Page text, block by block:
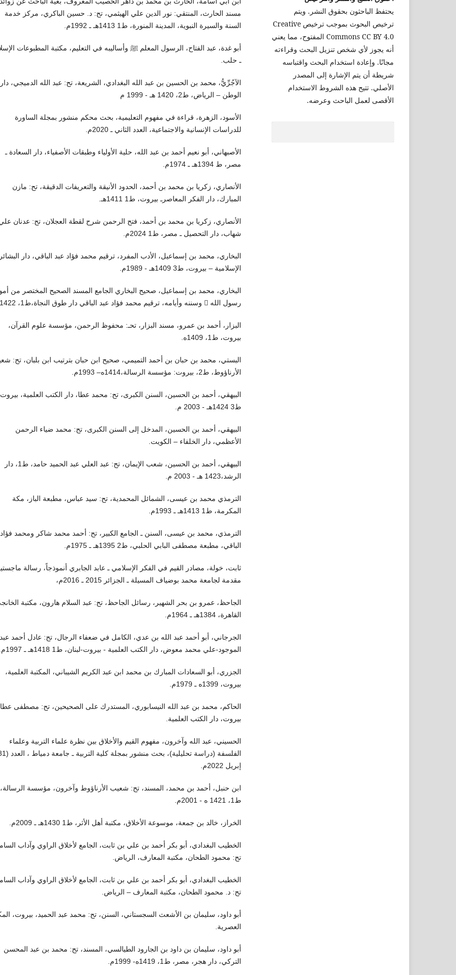
مسند الحارث، المنتقي: نور الدين علي الهيثمي، تح: د. حسين الباكري، مركز خدمة
السنة والسيرة النبوية، المدينة المنورة، ط1 1413هـ ـ 1992م.
أبو غدة، عبد الفتاح، الرسول المعلم ﷺ وأساليبه في التعليم، مكتبة المطبوعات
ـ حلب.
الآجُرِّيُّ، محمد بن الحسين بن عبد الله البغدادي، الشريعة، تح: عبد الله الدميجي، دار
الوطن – الرياض، ط2، 1420 هـ - 1999 م
الأسود، الزهرة، قراءة في مفهوم التعليمية، بحث محكم منشور بمجلة الساورة
للدراسات الإنسانية والاجتماعية، العدد الثاني ـ 2020م.
الأصبهاني، أبو نعيم أحمد بن عبد الله، حلية الأولياء وطبقات الأصفياء، دار السعادة ـ
مصر، ط 1394هـ ـ 1974م.
الأنصاري، زكريا بن محمد بن أحمد، الحدود الأنيقة والتعريفات الدقيقة، تح: مازن
المبارك، دار الفكر المعاصرـ بيروت، ط1 1411هـ.
الأنصاري، زكريا بن محمد بن أحمد، فتح الرحمن شرح لقطة العجلان، تح: عدنان
شهاب، دار التحصيل ـ مصر، ط1 2024م.
البخاري، محمد بن إسماعيل، الأدب المفرد، ترقيم محمد فؤاد عبد الباقي، دار
الإسلامية – بيروت، ط3 1409هـ - 1989م.
البخاري، محمد بن إسماعيل، صحيح البخاري الجامع المسند الصحيح المختصر من
رسول الله  وسننه وأيامه، ترقيم محمد فؤاد عبد الباقي دار طوق النجاة،ط1، 1422هـ.
البزار، أحمد بن عمرو، مسند البزار، تحـ: محفوظ الرحمن، مؤسسة علوم القرآن،
بيروت، ط1، 1409ه.
البستي، محمد بن حبان بن أحمد التميمي، صحيح ابن حبان بترتيب ابن بلبان، تح:
الأرناؤوط، ط2، بيروت: مؤسسة الرسالة،1414ه– 1993م.
البيهقي، أحمد بن الحسين، السنن الكبرى، تح: محمد عطا، دار الكتب العلمية،
ط3 1424هـ - 2003 م.
البيهقي، أحمد بن الحسين، المدخل إلى السنن الكبرى، تح: محمد ضياء الرحمن
الأعظمي، دار الخلفاء – الكويت.
البيهقي، أحمد بن الحسين، شعب الإيمان، تح: عبد العلي عبد الحميد حامد، ط1، دار
الرشد،1423 هـ - 2003 م.
الترمذي محمد بن عيسى، الشمائل المحمدية، تح: سيد عباس، مطبعة الباز، مكة
المكرمة، ط1 1413هـ ـ 1993م.
الترمذي، محمد بن عيسى، السنن ـ الجامع الكبير، تح: أحمد محمد شاكر ومحمد
الباقي، مطبعة مصطفى البابي الحلبي، ط2 1395هـ ـ 1975م.
ثابت، خولة، مصادر القيم في الفكر الإسلامي ـ عابد الجابري أنموذجاً، رسالة
مقدمة لجامعة محمد بوضياف المسيلة ـ الجزائر 2015 ـ 2016م،
الجاحظ، عمرو بن بحر الشهير، رسائل الجاحظ، تح: عبد السلام هارون، مكتبة
القاهرة، 1384هـ ـ 1964م.
الجرجاني، أبو أحمد عبد الله بن عدي، الكامل في ضعفاء الرجال، تح: عادل أحمد عبد
الموجود-علي محمد معوض، دار الكتب العلمية - بيروت-لبنان، ط1 1418هـ ـ 1997م.
الجزري، أبو السعادات المبارك بن محمد ابن عبد الكريم الشيباني، المكتبة العلمية،
بيروت، 1399ه ـ 1979م.
الحاكم، محمد بن عبد الله النيسابوري، المستدرك على الصحيحين، تح: مصطفى
بيروت، دار الكتب العلمية.
الحسيني، عبد الله وآخرون، مفهوم القيم والأخلاق بين نظرة علماء التربية وعلماء
إبريل 2022م.
ابن حنبل، أحمد بن محمد، المسند، تح: شعيب الأرناؤوط وآخرون، مؤسسة الرسالة،
ط1، 1421 ه - 2001م.
الخراز، خالد بن جمعة، موسوعة الأخلاق، مكتبة أهل الأثر، ط1 1430هـ ـ 2009م.
الخطيب البغدادي، أبو بكر أحمد بن علي بن ثابت، الجامع لأخلاق الراوي وآداب
تح: محمود الطحان، مكتبة المعارف، الرياض.
الخطيب البغدادي، أبو بكر أحمد بن علي بن ثابت، الجامع لأخلاق الراوي وآداب
تح: د. محمود الطحان، مكتبة المعارف – الرياض.
أبو داود، سليمان بن الأشعث السجستاني، السنن، تح: محمد عبد الحميد، بيروت،
العصرية.
أبو داود، سليمان بن داود بن الجارود الطيالسي، المسند، تح: محمد بن عبد المحسن
التركي، دار هجر، مصر، ط1، 1419ه- 1999م.
يحتفظ الباحثون بحقوق النشر. ويتم
ترخيص البحوث بموجب ترخيص Creative
Commons CC BY 4.0 المفتوح، مما يعني
أنه يجوز لأي شخص تنزيل البحث وقراءته
مجانًا. وإعادة استخدام البحث واقتباسه
شريطة أن يتم الإشارة إلى المصدر
الأصلي. تتيح هذه الشروط الاستخدام
الأقصى لعمل الباحث وعرضه.